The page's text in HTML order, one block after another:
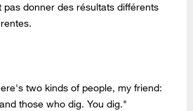
donner des résultats différents
two kinds of people, my friend:
those who dig. You dig."